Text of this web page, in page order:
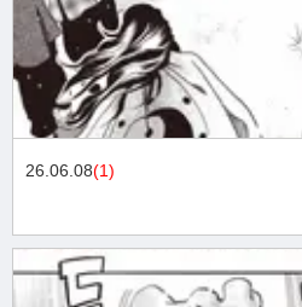
26.06.08(1)